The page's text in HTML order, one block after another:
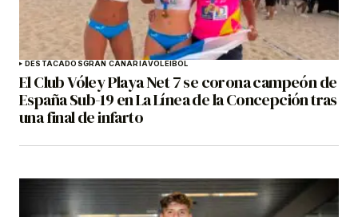
DESTACADOSGRAN CANARIAVOLEIBOL
El Club Vóley Playa Net 7 se corona campeón de
España Sub-19 en La Línea de la Concepción tras
una final de infarto